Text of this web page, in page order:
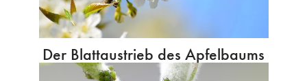
Der Blattaustrieb des Apfelbaums